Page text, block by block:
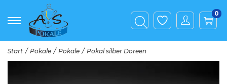
0
Start / Pokale / Pokale / Pokal silber Doreen